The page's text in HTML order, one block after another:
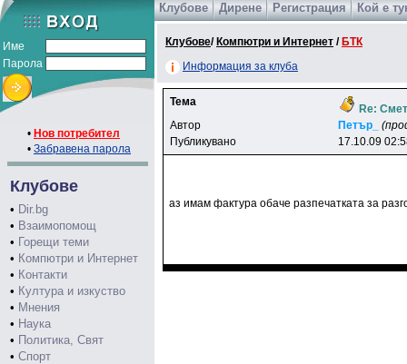
Games
Име
Парола
• Нов потребител
• Забравена парола
Клубове
• Dir.bg
• Взаимопомощ
• Горещи теми
• Компютри и Интернет
• Контакти
• Култура и изкуство
• Мнения
• Наука
• Политика, Свят
• Спорт
Клубове Дирене Регистрация Кой е
Клубове/ Компютри и Интернет / БТК
Информация за клуба
Тема
Re:
Автор
Пeтъp_
Публикувано
17.10.09
аз имам фактура обаче разпечатката за